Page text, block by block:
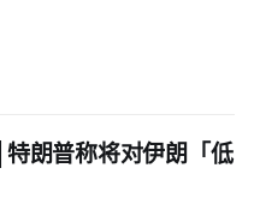
朗普称将对伊朗「低